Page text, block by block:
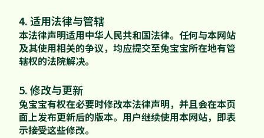
4. 适用法律与管辖
本法律声明适用中华人民共和国法律。任何与本网站
及其使用相关的争议，均应提交至兔宝宝所在地有管
辖权的法院解决。
5. 修改与更新
兔宝宝有权在必要时修改本法律声明，并且会在本页
面上发布更新后的版本。用户继续使用本网站，即表
示接受这些修改。